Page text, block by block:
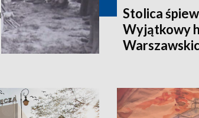
Stolica
Wyjątkowy